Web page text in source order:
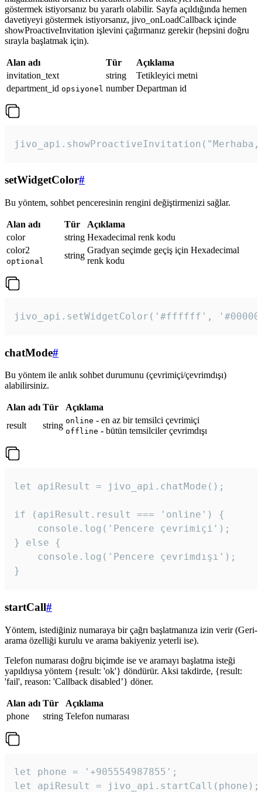
göstermek istiyorsanız bu yararlı olabilir. Sayfa açıldığında hemen
davetiyeyi göstermek istiyorsanız, jivo_onLoadCallback içinde
showProactiveInvitation işlevini çağırmanız gerekir (hepsini doğru
sırayla başlatmak için).
Alan adı Tür
Açıklama
invitation_text
string
Tetikleyici metni
department_id opsiyonel number Departman id
setWidgetColor#
Bu yöntem, sohbet penceresinin rengini değiştirmenizi sağlar.
Alan adı Tür
Açıklama
color
string Hexadecimal renk kodu
color2
optional
string
Gradyan seçimde geçiş için Hexadecimal
renk kodu
jivo_api.setWidgetColor('#ffffff',
chatMode#
Bu yöntem ile anlık sohbet durumunu (çevrimiçi/çevrimdışı)
alabilirsiniz.
Alan adı Tür
Açıklama
result
string online - en az bir temsilci çevrimiçi
offline - bütün temsilciler çevrimdışı
let apiResult = jivo_api.chatMode();
if (apiResult.result === 'online') {
    console.log('Pencere çevrimiçi');
} else {
    console.log('Pencere çevrimdışı');
}
startCall#
Yöntem, istediğiniz numaraya bir çağrı başlatmanıza izin verir (Geri-
arama özelliği kurulu ve arama bakiyeniz yeterli ise).
Telefon numarası doğru biçimde ise ve aramayı başlatma isteği
yapıldıysa yöntem {result: 'ok'} döndürür. Aksi takdirde, {result:
'fail', reason: 'Callback disabled’} döner.
Alan adı Tür
Açıklama
phone
string Telefon numarası
let phone = '+905554987855';
let apiResult = jivo_api.startCall(phone);